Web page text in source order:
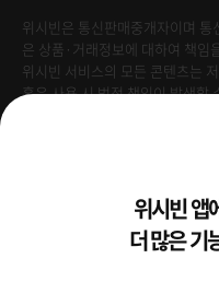
위시빈은 통신판매중개자이며
은 상품·거래정보에 대하여 책임
위시빈 서비스의 모든 콘텐츠는
혹은 사용 시 법적 책임이 발생할
Venture Enterprise위시빈 앱
더 많은 기